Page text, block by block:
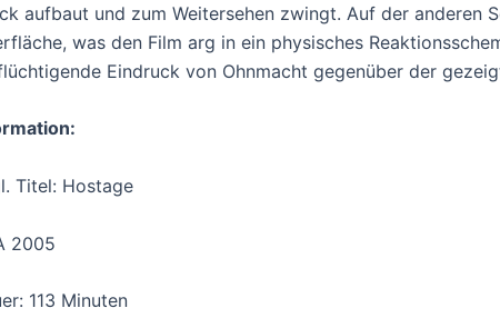
aufbaut und zum Weitersehen zwingt. Auf der anderen
was den Film arg in ein physisches
Eindruck von Ohnmacht gegenüber der
Titel: Hostage
2005
113 Minuten